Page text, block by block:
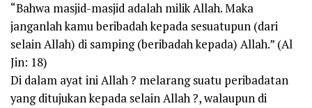
“Bahwa masjid-masjid adalah milik Allah. Maka
janganlah kamu beribadah kepada sesuatupun (dari
selain Allah) di samping (beribadah kepada) Allah.” (Al
Jin: 18)
Di dalam ayat ini Allah ? melarang suatu peribadatan
yang ditujukan kepada selain Allah ?, walaupun di